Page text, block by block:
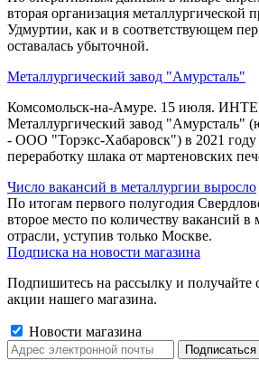
вторая организация металлургической
Удмуртии, как и в соответствующем
оставалась убыточной.
Металлургический завод "Амурсталь"
Комсомольск-на-Амуре. 15 июля.
Металлургический завод "Амурсталь"
- ООО "Торэкс-Хабаровск") в 2021 году
переработку шлака от мартеновских
Число вакансий в металлургии выросло
По итогам первого полугодия
второе место по количеству вакансий в
отрасли, уступив только Москве.
Подписка на новости магазина
Подпишитесь на рассылку и получайте
акции нашего магазина.
Новости магазина